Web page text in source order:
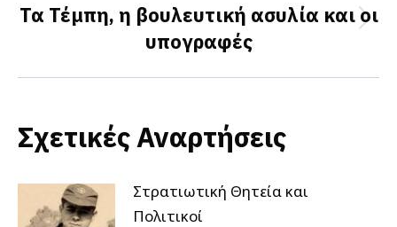
Next
post:
Τα Τέμπη, η βουλευτική ασυλία και οι
υπογραφές
Σχετικές Αναρτήσεις
Στρατιωτική Θητεία και
Πολιτικοί